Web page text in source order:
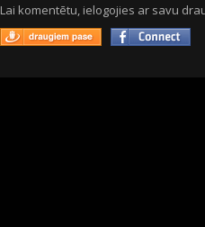
Lai komentētu, ielogojies ar savu